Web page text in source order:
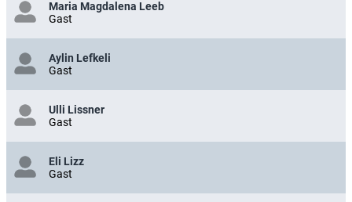
Maria Magdalena Leeb
Gast
Aylin Lefkeli
Gast
Ulli Lissner
Gast
Eli Lizz
Gast